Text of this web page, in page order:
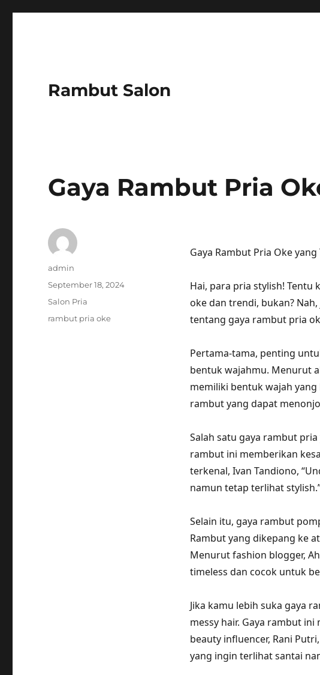
Rambut Salon
Gaya Rambut Pria
Gaya Rambut Pria Oke yang
Hai, para pria stylish! Tentu
oke dan trendi, bukan?
tentang gaya rambut pria
Pertama-tama, penting
bentuk wajahmu. Menurut
memiliki bentuk wajah
rambut yang dapat
Salah satu gaya rambut
rambut ini memberikan
terkenal, Ivan Tandiono,
namun tetap terlihat
Selain itu, gaya rambut
Rambut yang dikepang ke
Menurut fashion blogger,
timeless dan cocok untuk
Jika kamu lebih suka gaya
messy hair. Gaya rambut
beauty influencer, Rani
yang ingin terlihat santai
Author
admin
Posted
September 18, 2024
Categories
Salon Pria
Tags
rambut pria oke